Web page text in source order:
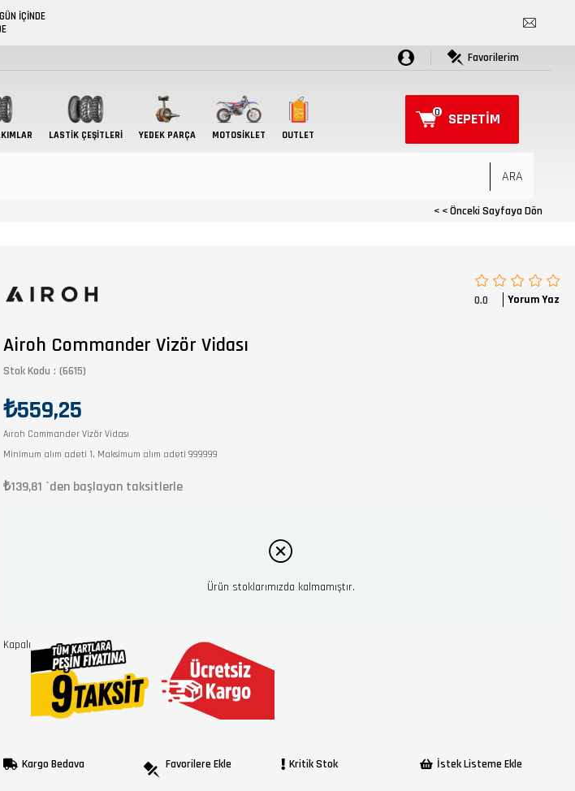
İÇİNDE
Favorilerim
LASTİK ÇEŞİTLERİ YEDEK PARÇA MOTOSIKLET OUTLET
SEPETIM
0
< < Önceki Sayfaya Dön
Airoh Commander Vizör Vidası
Stok Kodu (6615)
₺559,25
Aıroh Commander Vizör Vidası
Minimum alım adeti 1, Maksimum alım adeti 999999
₺139,81 `den başlayan taksitlerle
Ürün stoklarımızda kalmamıştır.
Kapalı
Kargo Bedava Favorilere Ekle Kritik Stok İstek Listeme Ekle
0.0 Yorum Yaz